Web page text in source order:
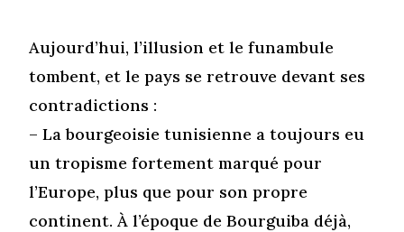
Aujourd’hui, l’illusion et le funambule
tombent, et le pays se retrouve devant ses
contradictions :
– La bourgeoisie tunisienne a toujours eu
un tropisme fortement marqué pour
l’Europe, plus que pour son propre
continent. À l’époque de Bourguiba déjà,